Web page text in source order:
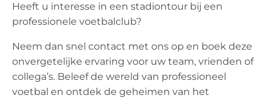
Heeft u interesse in een stadiontour bij een
professionele voetbalclub?
Neem dan snel contact met ons op en boek deze
onvergetelijke ervaring voor uw team, vrienden of
collega’s. Beleef de wereld van professioneel
voetbal en ontdek de geheimen van het